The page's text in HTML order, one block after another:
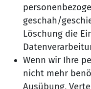
geschah/
Löschung die
Wenn wir Ihre
nicht mehr
Ausübung,